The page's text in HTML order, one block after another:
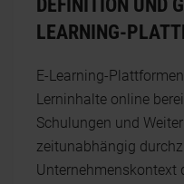
DEFINITION UND
LEARNING-
E-Learning-
Lerninhalte online
Schulungen und
zeitunabhängig
Unternehmenskontext